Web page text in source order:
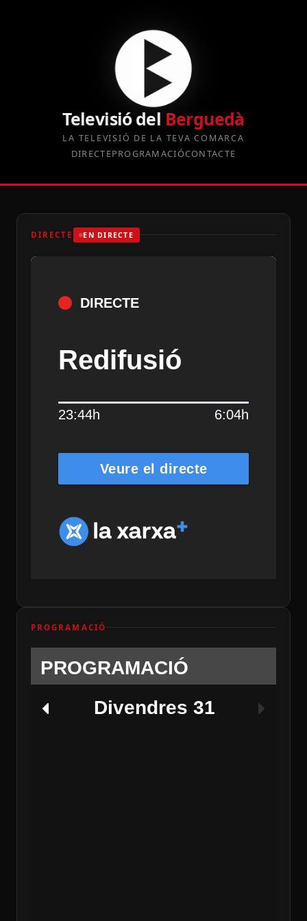
Televisió del Berguedà
LA TELEVISIÓ DE LA TEVA COMARCA
DIRECTEPROGRAMACIÓCONTACTE
DIRECTE EN DIRECTE
DIRECTE
Redifusió
23:44h 6:04h
Veure el directe
PROGRAMACIÓ
PROGRAMACIÓ
Divendres 31